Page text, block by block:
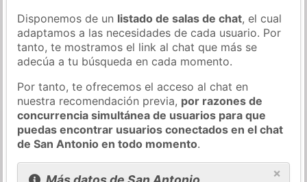
Disponemos de un listado de salas de chat, el cual
adaptamos a las necesidades de cada usuario. Por
tanto, te mostramos el link al chat que más se
adecúa a tu búsqueda en cada momento.
Por tanto, te ofrecemos el acceso al chat en
nuestra recomendación previa, por razones de
concurrencia simultánea de usuarios para que
puedas encontrar usuarios conectados en el chat
de San Antonio en todo momento.
×